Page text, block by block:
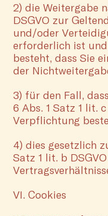
2) die Weitergabe
DSGVO zur
und/oder
erforderlich ist
besteht, dass Sie
der
3) für den Fall,
6 Abs. 1 Satz 1 lit.
Verpflichtung
4) dies gesetzlich
Satz 1 lit. b
VI. Cookies